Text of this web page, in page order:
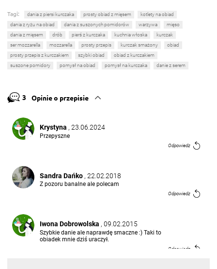
Tagi: dania z piersi kurczaka prosty obiad z mięsem
kotlety na obiad
dania z ryżu na obiad
dania z suszonych pomidorów warzywa
mięso
dania z mięsem
drób pierś z kurczaka kuchnia włoska
kurczak
ser mozzarella
mozzarella prosty przepis kurczak smażony
obiad
prosty przepis z kurczakiem
szybki obiad
obiad z kurczakiem
suszone pomidory
pomysł na obiad pomysł na kurczaka danie z serem
3 Opinie o przepisie
Krystyna , 23.06.2024
Przepyszne
Odpowiedz
Sandra Dańko , 22.02.2018
Z pozoru banalne ale polecam
Odpowiedz
Iwona Dobrowolska , 09.02.2015
Szybkie danie ale naprawdę smaczne :) Taki to
obiadek mnie dziś uraczył.
Odpowiedz